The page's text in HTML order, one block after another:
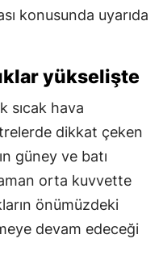
konusunda uyarıda
yükselişte
sıcak hava
dikkat çeken
güney ve batı
orta kuvvette
önümüzdeki
devam edeceği